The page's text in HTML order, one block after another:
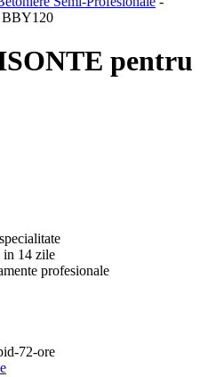
BBY120
pentru
in 14 zile
profesionale